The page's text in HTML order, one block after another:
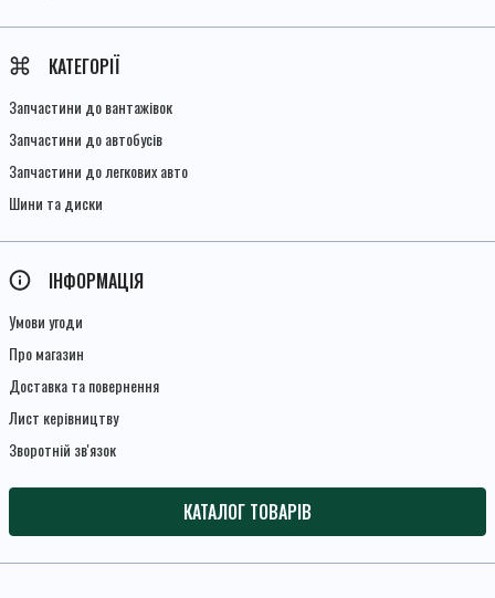
КАТЕГОРІЇ
Запчастини до вантажівок
Запчастини до автобусів
Запчастини до легкових авто
Шини та диски
ІНФОРМАЦІЯ
Умови угоди
Про магазин
Доставка та повернення
Лист керівництву
Зворотній зв'язок
КАТАЛОГ ТОВАРІВ